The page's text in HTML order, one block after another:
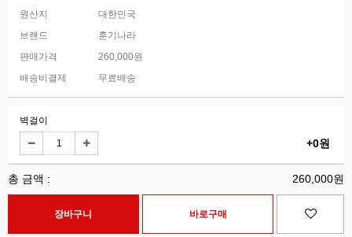
원산지
대한민국
브랜드
훈기나라
판매가격
260,000원
배송비결제
무료배송
벽걸이
+0원
총 금액 : 260,000원